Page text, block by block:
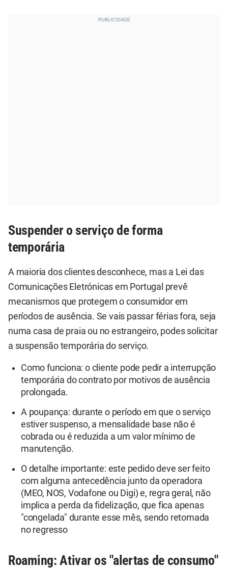
Suspender o serviço de forma
temporária
A maioria dos clientes desconhece, mas a Lei das
Comunicações Eletrónicas em Portugal prevê
mecanismos que protegem o consumidor em
períodos de ausência. Se vais passar férias fora, seja
numa casa de praia ou no estrangeiro, podes solicitar
a suspensão temporária do serviço.
Como funciona: o cliente pode pedir a interrupção
temporária do contrato por motivos de ausência
prolongada.
A poupança: durante o período em que o serviço
estiver suspenso, a mensalidade base não é
cobrada ou é reduzida a um valor mínimo de
manutenção.
O detalhe importante: este pedido deve ser feito
com alguma antecedência junto da operadora
(MEO, NOS, Vodafone ou Digi) e, regra geral, não
implica a perda da fidelização, que fica apenas
"congelada" durante esse mês, sendo retomada
no regresso
Roaming: Ativar os "alertas de consumo"